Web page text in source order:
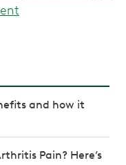
and how it
Pain? Here’s